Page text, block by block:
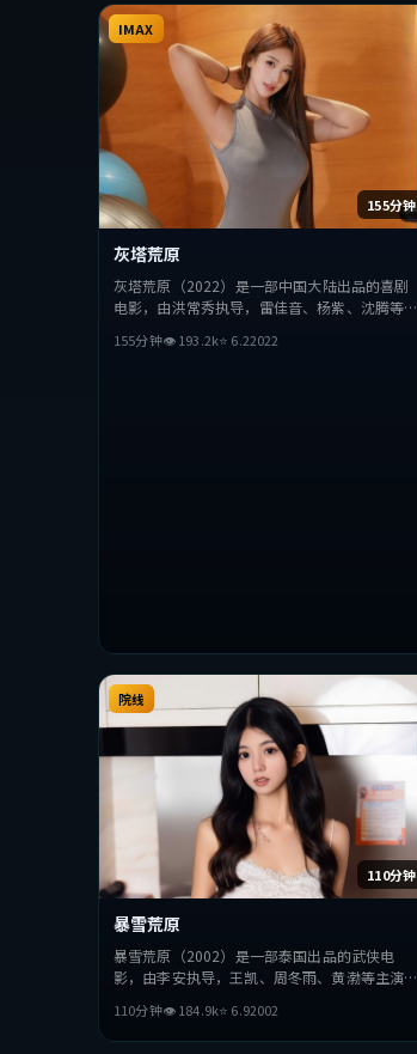
155分钟
IMAX
灰塔荒原
灰塔荒原（2022）是一部中国大陆出品的喜剧
电影，由洪常秀执导，雷佳音、杨紫、沈腾等主
抉择，节奏张弛有度，适合喜欢该类型的观众完
155分钟👁193.2k⭐ 6.22022
110分钟
院线
暴雪荒原
暴雪荒原（2002）是一部泰国出品的武侠电
影，由李安执导，王凯、周冬雨、黄渤等主演。
择，节奏张弛有度，适合喜欢该类型的观众完整
观看。
110分钟👁184.9k⭐ 6.92002